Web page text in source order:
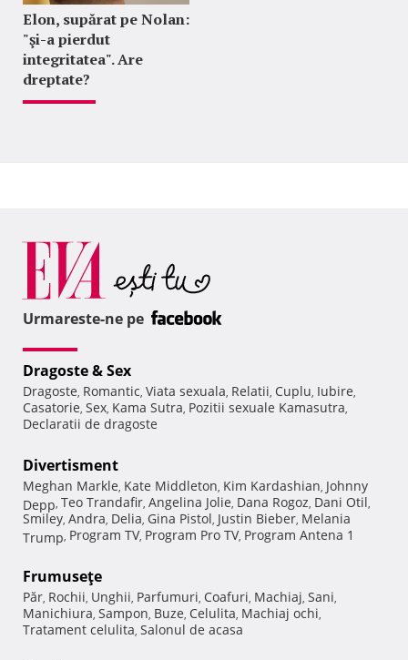
Elon, supărat pe Nolan:
"şi-a pierdut
integritatea". Are
dreptate?
Urmareste-ne pe
Dragoste & Sex
Dragoste, Romantic, Viata sexuala, Relatii, Cuplu, Iubire,
Casatorie, Sex, Kama Sutra, Pozitii sexuale Kamasutra,
Declaratii de dragoste
Divertisment
Meghan Markle, Kate Middleton, Kim Kardashian, Johnny
Depp, Teo Trandafir, Angelina Jolie, Dana Rogoz, Dani Otil,
Smiley, Andra, Delia, Gina Pistol, Justin Bieber, Melania
Trump, Program TV, Program Pro TV, Program Antena 1
Frumuseţe
Păr, Rochii, Unghii, Parfumuri, Coafuri, Machiaj, Sani,
Manichiura, Sampon, Buze, Celulita, Machiaj ochi,
Tratament celulita, Salonul de acasa